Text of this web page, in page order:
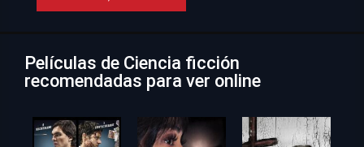
Películas de Ciencia ficción
recomendadas para ver online